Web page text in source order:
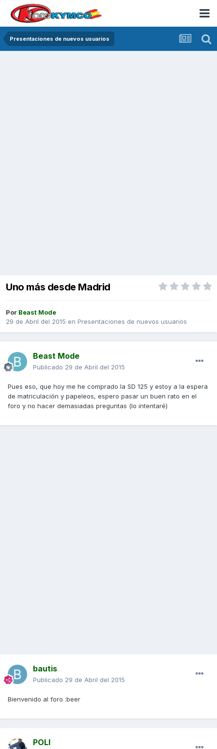
Presentaciones de nuevos usuarios
Uno más desde Madrid
Por Beast Mode
29 de Abril del 2015 en Presentaciones de nuevos usuarios
Beast Mode
Publicado 29 de Abril del 2015
Pues eso, que hoy me he comprado la SD 125 y estoy a la espera
de matriculación y papeleos, espero pasar un buen rato en el
foro y no hacer demasiadas preguntas (lo intentaré)
bautis
Publicado 29 de Abril del 2015
Bienvenido al foro :beer
POLI